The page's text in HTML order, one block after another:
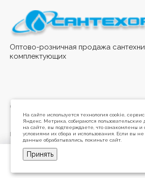
Оптово-розничная продажа
комплектующих
© 2026 Интернет-магазин Сантехорбита
Политика конфиденциальности
Разработано в
На сайте используется технология cookie,
Яндекс. Метрика, собираются пользовательские
на сайте, вы подтверждаете, что ознакомлены и
условиями их сбора и использования. Если вы
данные обрабатывались, покиньте сайт.
Принять